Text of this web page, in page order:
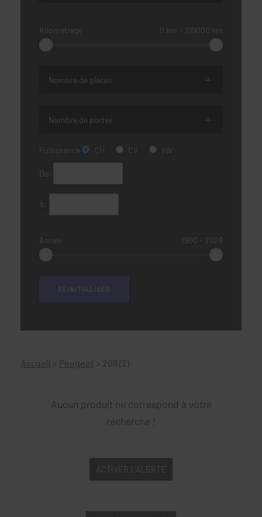
Kilometrage 0 km ‐ 109000 km
Nombre de places
Nombre de portes
Puisssance CH CV kW
De:
À:
Année 1900 ‐ 2026
Accueil > Peugeot > 208 (2)
Aucun produit ne correspond à votre
recherche !
ACTIVER L’ALERTE